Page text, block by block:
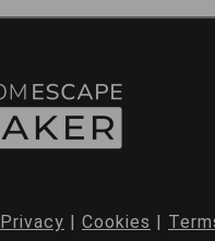
Privacy | Cookies |